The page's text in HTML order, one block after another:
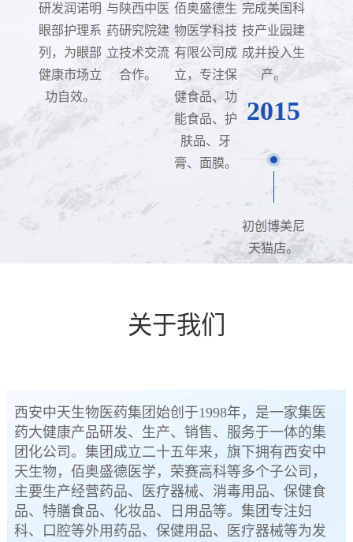
研发润诺明
眼部护理系
列，为眼部
健康市场立
功自效。
与陕西中医
药研究院建
立技术交流
合作。
佰奥盛德生
物医学科技
有限公司成
立，专注保
健食品、功
能食品、护
肤品、牙
膏、面膜。
完成美国科
技产业园建
成并投入生
产。
2015
初创博美尼
天猫店。
关于我们
西安中天生物医药集团始创于1998年，是一家集医
药大健康产品研发、生产、销售、服务于一体的集
团化公司。集团成立二十五年来，旗下拥有西安中
天生物，佰奥盛德医学，荣赛高科等多个子公司，
主要生产经营药品、医疗器械、消毒用品、保健食
品、特膳食品、化妆品、日用品等。集团专注妇
科、口腔等外用药品、保健用品、医疗器械等为发